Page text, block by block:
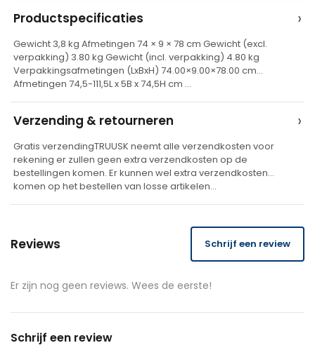
a
t
v
e
Productspecificaties ›
Gewicht 3,8 kg Afmetingen 74 × 9 × 78 cm Gewicht (excl.
verpakking) 3.80 kg Gewicht (incl. verpakking) 4.80 kg
Verpakkingsafmetingen (LxBxH) 74.00×9.00×78.00 cm
Afmetingen 74,5-111,5L x 5B x 74,5H cm …
Verzending & retourneren ›
Gratis verzendingTRUUSK neemt alle verzendkosten voor
rekening er zullen geen extra verzendkosten op de
bestellingen komen. Er kunnen wel extra verzendkosten
komen op het bestellen van losse artikelen…
Reviews Schrijf een review
Er zijn nog geen reviews. Wees de eerste!
Schrijf een review